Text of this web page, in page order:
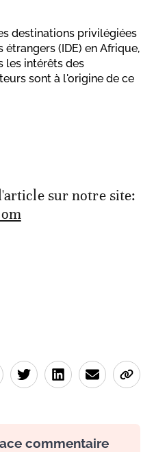
destinations privilégiées
(IDE) en Afrique,
les intérêts des
sont à l'origine de ce
sur notre site:
commentaire